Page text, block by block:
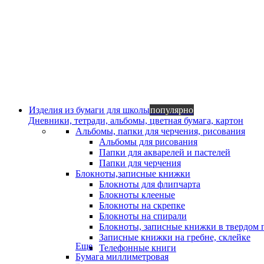
Изделия из бумаги для школыпопулярно
Дневники, тетради, альбомы, цветная бумага, картон
Альбомы, папки для черчения, рисования
Альбомы для рисования
Папки для акварелей и пастелей
Папки для черчения
Блокноты,записные книжки
Блокноты для флипчарта
Блокноты клееные
Блокноты на скрепке
Блокноты на спирали
Блокноты, записные книжки в твердом
Записные книжки на гребне, склейке
Телефонные книги
Еще
Бумага миллиметровая